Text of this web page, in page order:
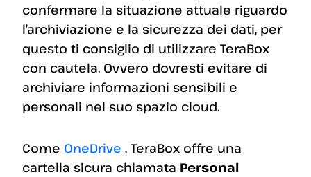
confermare la situazione attuale riguardo
l’archiviazione e la sicurezza dei dati, per
questo ti consiglio di utilizzare TeraBox
con cautela. Ovvero dovresti evitare di
archiviare informazioni sensibili e
personali nel suo spazio cloud.
Come OneDrive , TeraBox offre una
cartella sicura chiamata Personal